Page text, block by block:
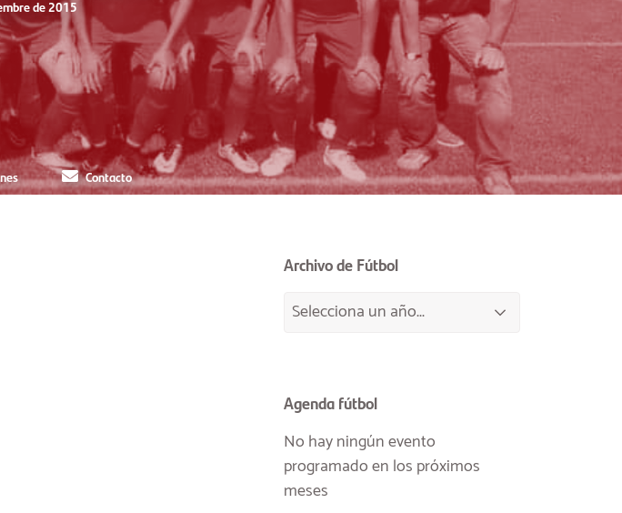
de 2015
Contacto
Archivo de Fútbol
Agenda fútbol
No hay ningún evento
programado en los próximos
meses